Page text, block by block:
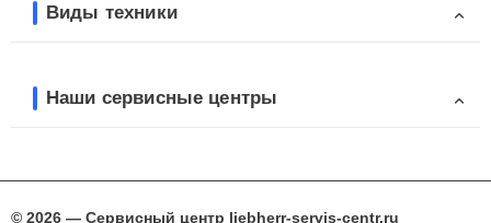
Виды техники
Наши сервисные центры
© 2026 — Сервисный центр liebherr-servis-centr.ru